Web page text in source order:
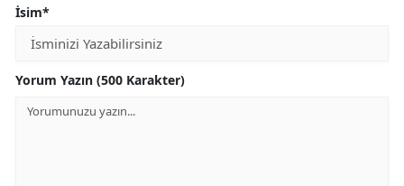
İsim*
Yorum Yazın (500 Karakter)